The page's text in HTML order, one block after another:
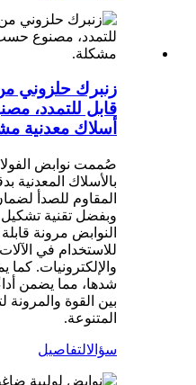
زنبرك حلزوني من
قابل للتمدد،
أسلاك معدنية
صُممت نوابض
بالأسلاك المعدنية
المقاوم للصدأ
وبفضل تقنية تشكيل
النوابض مرونة
للاستخدام في
والإلكترونيات.
شدها، مما يضمن
بين القوة والمرونة
المتنوعة.
سؤالالتفاصيل